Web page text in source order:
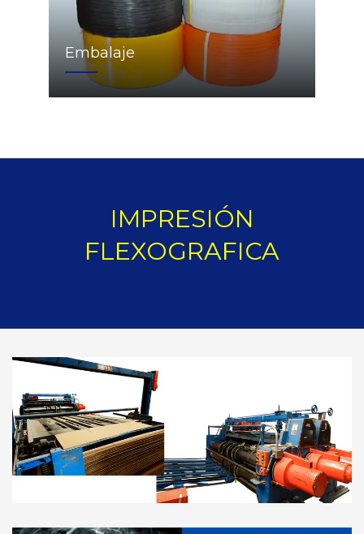
Embalaje
IMPRESIÓN
FLEXOGRAFICA